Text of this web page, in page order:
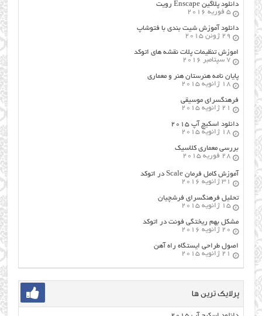
دانلود پلاگین Enscape رویت
5 فوریه 2016
دانلود آموزش شیت بندی با فتوشاپ
29 ژوئن 2015
اموزش تنظیمات پلات نقشه های اتوکد
7 سپتامبر 2016
پایان نامه هنرستان هنر و معماري
18 ژانویه 2015
فرهنگسراي موسيقي
21 ژانویه 2015
دانلود اسکیچ آپ ۲۰۱۵
18 ژانویه 2015
بررسی معماری کلاسیک
28 فوریه 2015
آموزش کامل فرمان Scale در اتوکد
31 ژانویه 2016
تحلیل فرهنگسرای فرشچیان
15 ژانویه 2015
مشکل بهم ریختگی فونت در اتوکد
20 ژانویه 2016
اصول طراحي ایستگاه راه آهن
21 ژانویه 2015
پرلایک ترین ها